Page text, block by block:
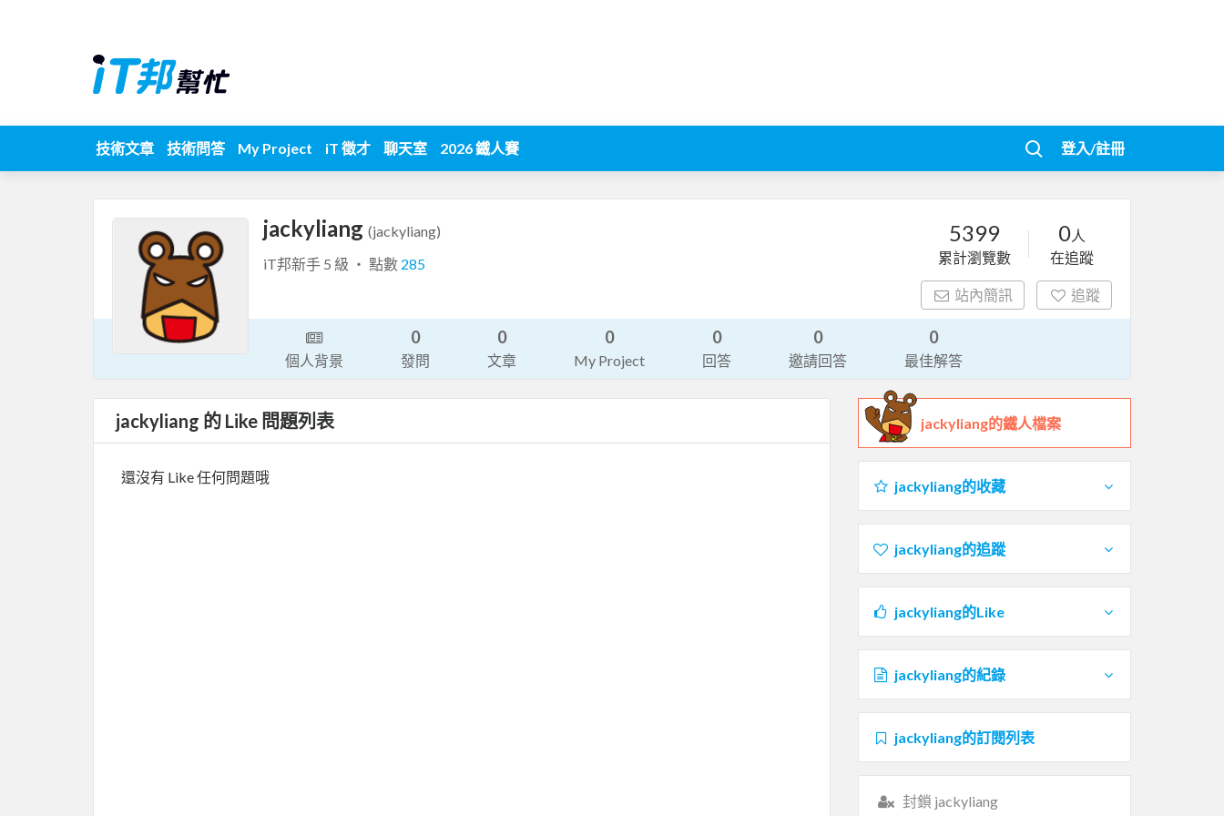
技術文章 技術問答 My Project iT 徵才 聊天室 2026 鐵人賽 登入/註冊
jackyliang (jackyliang)
iT邦新手 5 級 ‧ 點數 285
5399
累計瀏覽數
0人
在追蹤
站內簡訊 追蹤
個人背景
0
發問
0
文章
0
My Project
0
回答
0
邀請回答
0
最佳解答
jackyliang 的 Like 問題列表
還沒有 Like 任何問題哦
jackyliang的鐵人檔案
jackyliang的收藏
jackyliang的追蹤
jackyliang的Like
jackyliang的紀錄
jackyliang的訂閱列表
封鎖 jackyliang